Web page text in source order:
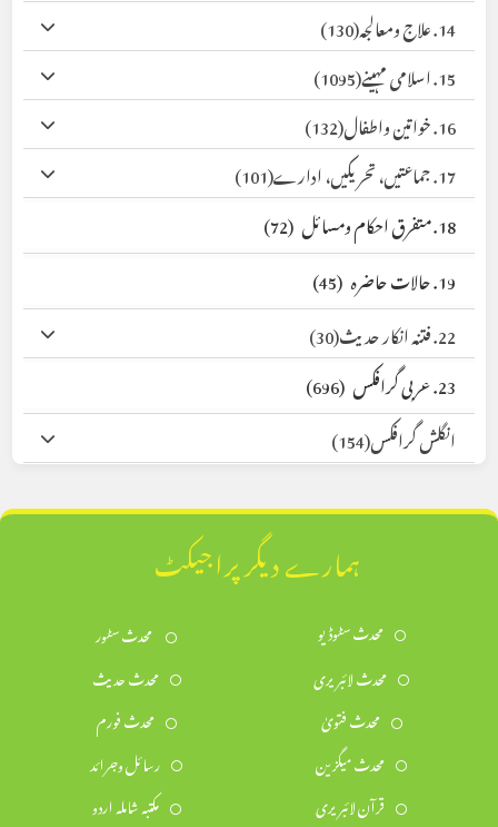
14. علاج ومعالجہ
(130)
15. اسلامی مہینے
(1095)
16. خواتین واطفال
(132)
17. جماعتیں، تحریکیں، ادارے
(101)
18. متفرق احکام ومسائل
(72)
19. حالات حاضرہ
(45)
22. فتنہ انکار حدیث
(30)
23. عربی گرافکس
(696)
انگلش گرافکس(154)
ہمارے دیگر پراجیکٹ
محدث سٹوڈیو
محدث سٹور
محدث لائبریری
محدث حدیث
محدث فتویٰ
محدث فورم
محدث میگزین
رسائل وجرائد
قرآن لائبریری
مکتبہ شاملہ اردو